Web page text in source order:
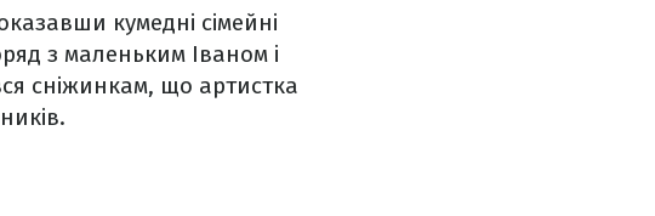
кумедні сімейні
з маленьким Іваном і
сніжинкам, що артистка